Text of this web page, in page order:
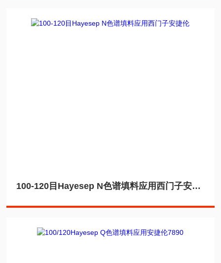
100-120目Hayesep N色谱填料应用西门子安捷伦